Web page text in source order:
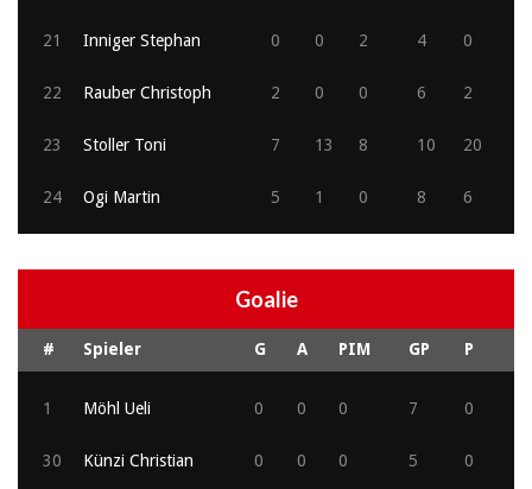
21 Inniger Stephan 0 0 2 4 0
22 Rauber Christoph 2 0 0 6 2
23 Stoller Toni 7 13 8 10 20
24 Ogi Martin 5 1 0 8 6
Goalie
# Spieler G A PIM GP P
1 Möhl Ueli 0 0 0 7 0
30 Künzi Christian 0 0 0 5 0